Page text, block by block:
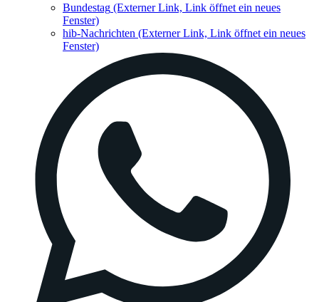
Bundestag (Externer Link, Link öffnet ein neues
Fenster)
hib-Nachrichten (Externer Link, Link öffnet ein neues
Fenster)